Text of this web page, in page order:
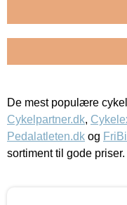
De mest populære
Cykelpartner.dk,
Pedalatleten.dk og
sortiment til gode priser.